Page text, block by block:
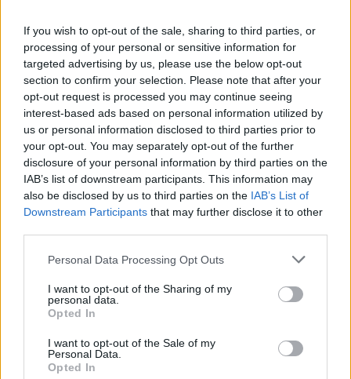
If you wish to opt-out of the sale, sharing to third parties, or
processing of your personal or sensitive information for
targeted advertising by us, please use the below opt-out
section to confirm your selection. Please note that after your
opt-out request is processed you may continue seeing
interest-based ads based on personal information utilized by
us or personal information disclosed to third parties prior to
your opt-out. You may separately opt-out of the further
disclosure of your personal information by third parties on the
IAB’s list of downstream participants. This information may
also be disclosed by us to third parties on the IAB’s List of
Downstream Participants that may further disclose it to other
Please note that this website/app uses one or more Google
not limited to your visit or usage behaviour. You may click to
grant or deny consent to Google and its third-party tags to
use your data for below specified purposes in below Google
consent section.
Personal Data Processing Opt Outs
I want to opt-out of the Sharing of my
personal data.
Opted In
I want to opt-out of the Sale of my
Personal Data.
Opted In
Continuez la lecture